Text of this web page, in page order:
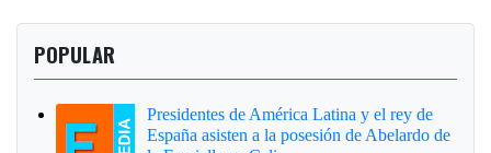
POPULAR
Presidentes de América Latina y el rey de
España asisten a la posesión de Abelardo de